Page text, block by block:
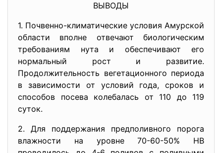
ВЫВОДЫ
1. Почвенно-климатические условия Амурской
области вполне отвечают биологическим
требованиям нута и обеспечивают его
нормальный рост и развитие.
Продолжительность вегетационного периода
в зависимости от условий года, сроков и
способов посева колебалась от 110 до 119
суток.
2. Для поддержания предполивного порога
влажности на уровне 70-60-50% НВ